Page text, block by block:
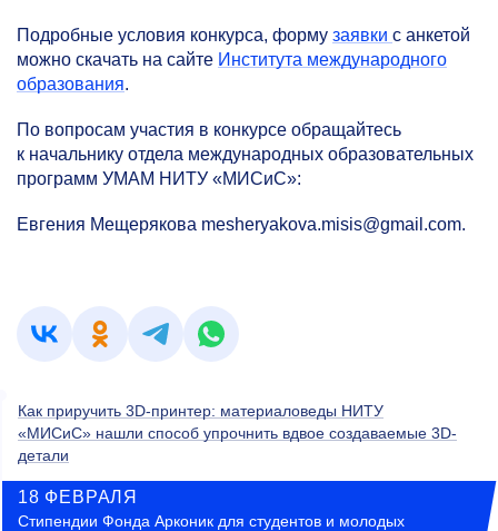
Подробные условия конкурса, форму заявки с анкетой
можно скачать на сайте Института международного
образования.
По вопросам участия в конкурсе обращайтесь
к начальнику отдела международных образовательных
программ УМАМ НИТУ «МИСиС»:
Евгения Мещерякова mesheryakova.misis@gmail.com.
Как приручить 3D-принтер: материаловеды НИТУ
«МИСиС» нашли способ упрочнить вдвое создаваемые 3D-
детали
18 ФЕВРАЛЯ
Стипендии Фонда Арконик для студентов и молодых